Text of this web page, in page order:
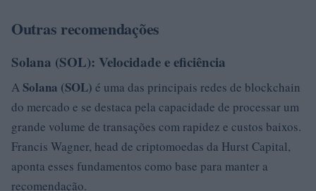
Outras recomendações
Solana (SOL): Velocidade e eficiência
ASolana (SOL) é uma das principais redes de blockchain
do mercado e se destaca pela capacidade de processar um
grande volume de transações com rapidez e custos baixos.
Francis Wagner, head de criptomoedas da Hurst Capital,
aponta esses fundamentos como base para manter a
recomendação.